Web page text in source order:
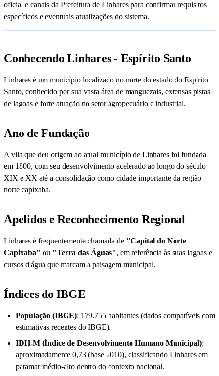
oficial e canais da Prefeitura de Linhares para confirmar requisitos
específicos e eventuais atualizações do sistema.
Conhecendo Linhares - Espírito Santo
Linhares é um município localizado no norte do estado do Espírito
Santo, conhecido por sua vasta área de manguezais, extensas pistas
de lagoas e forte atuação no setor agropecuário e industrial.
Ano de Fundação
A vila que deu origem ao atual município de Linhares foi fundada
em 1800, com seu desenvolvimento acelerado ao longo do século
XIX e XX até a consolidação como cidade importante da região
norte capixaba.
Apelidos e Reconhecimento Regional
Linhares é frequentemente chamada de "Capital do Norte
Capixaba" ou "Terra das Águas", em referência às suas lagoas e
cursos d'água que marcam a paisagem municipal.
Índices do IBGE
População (IBGE): 179.755 habitantes (dados compatíveis com
estimativas recentes do IBGE).
IDH-M (Índice de Desenvolvimento Humano Municipal):
aproximadamente 0,73 (base 2010), classificando Linhares em
patamar médio-alto dentro do contexto nacional.